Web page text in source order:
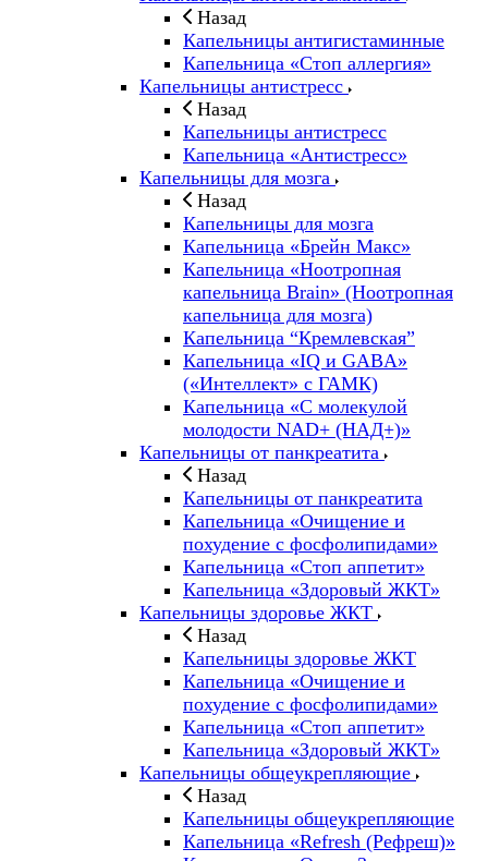
Назад
Капельницы антигистаминные
Капельница «Стоп аллергия»
Капельницы антистресс
Назад
Капельницы антистресс
Капельница «Антистресс»
Капельницы для мозга
Назад
Капельницы для мозга
Капельница «Брейн Макс»
Капельница «Ноотропная
капельница Brain» (Ноотропная
капельница для мозга)
Капельница “Кремлевская”
Капельница «IQ и GABA»
(«Интеллект» с ГАМК)
Капельница «С молекулой
молодости NAD+ (НАД+)»
Капельницы от панкреатита
Назад
Капельницы от панкреатита
Капельница «Очищение и
похудение с фосфолипидами»
Капельница «Стоп аппетит»
Капельница «Здоровый ЖКТ»
Капельницы здоровье ЖКТ
Назад
Капельницы здоровье ЖКТ
Капельница «Очищение и
похудение с фосфолипидами»
Капельница «Стоп аппетит»
Капельница «Здоровый ЖКТ»
Капельницы общеукрепляющие
Назад
Капельницы общеукрепляющие
Капельница «Refresh (Рефреш)»